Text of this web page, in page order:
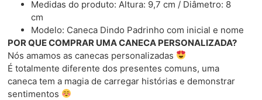
Medidas do produto: Altura: 9,7 cm / Diâmetro: 8
cm
Modelo: Caneca Dindo Padrinho com inicial e nome
POR QUE COMPRAR UMA CANECA PERSONALIZADA?
Nós amamos as canecas personalizadas
É totalmente diferente dos presentes comuns, uma
caneca tem a magia de carregar histórias e demonstrar
sentimentos